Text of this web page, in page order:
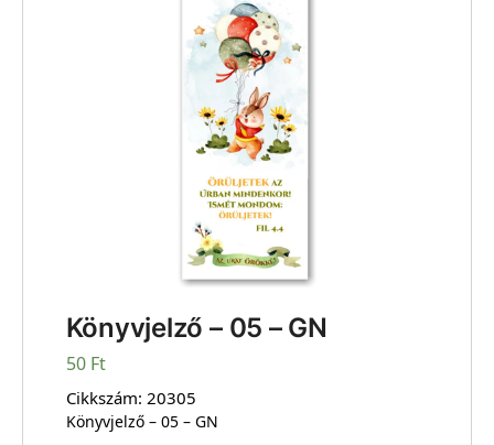
Könyvjelző – 05 – GN
50 Ft
Cikkszám: 20305
Könyvjelző – 05 – GN